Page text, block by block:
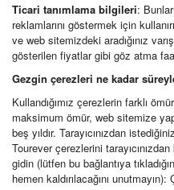
Ticari tanımlama bilgileri:
reklamlarını göstermek için
ve web sitemizdeki aradığınız
gösterilen fiyatlar gibi göz atma
Gezgin çerezleri ne kadar
Kullandığımız çerezlerin farklı
maksimum ömür, web sitemize
beş yıldır. Tarayıcınızdan
Tourever çerezlerini
gidin (lütfen bu bağlantıya
hemen kaldırılacağını